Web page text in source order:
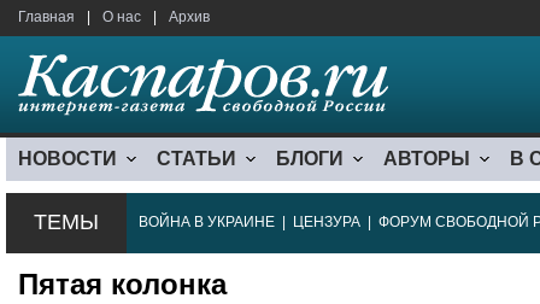
Главная О нас Архив
НОВОСТИ СТАТЬИ БЛОГИ АВТОРЫ В
ТЕМЫ ВОЙНА В УКРАИНЕ ЦЕНЗУРА ФОРУМ СВОБОДНОЙ
Пятая колонка